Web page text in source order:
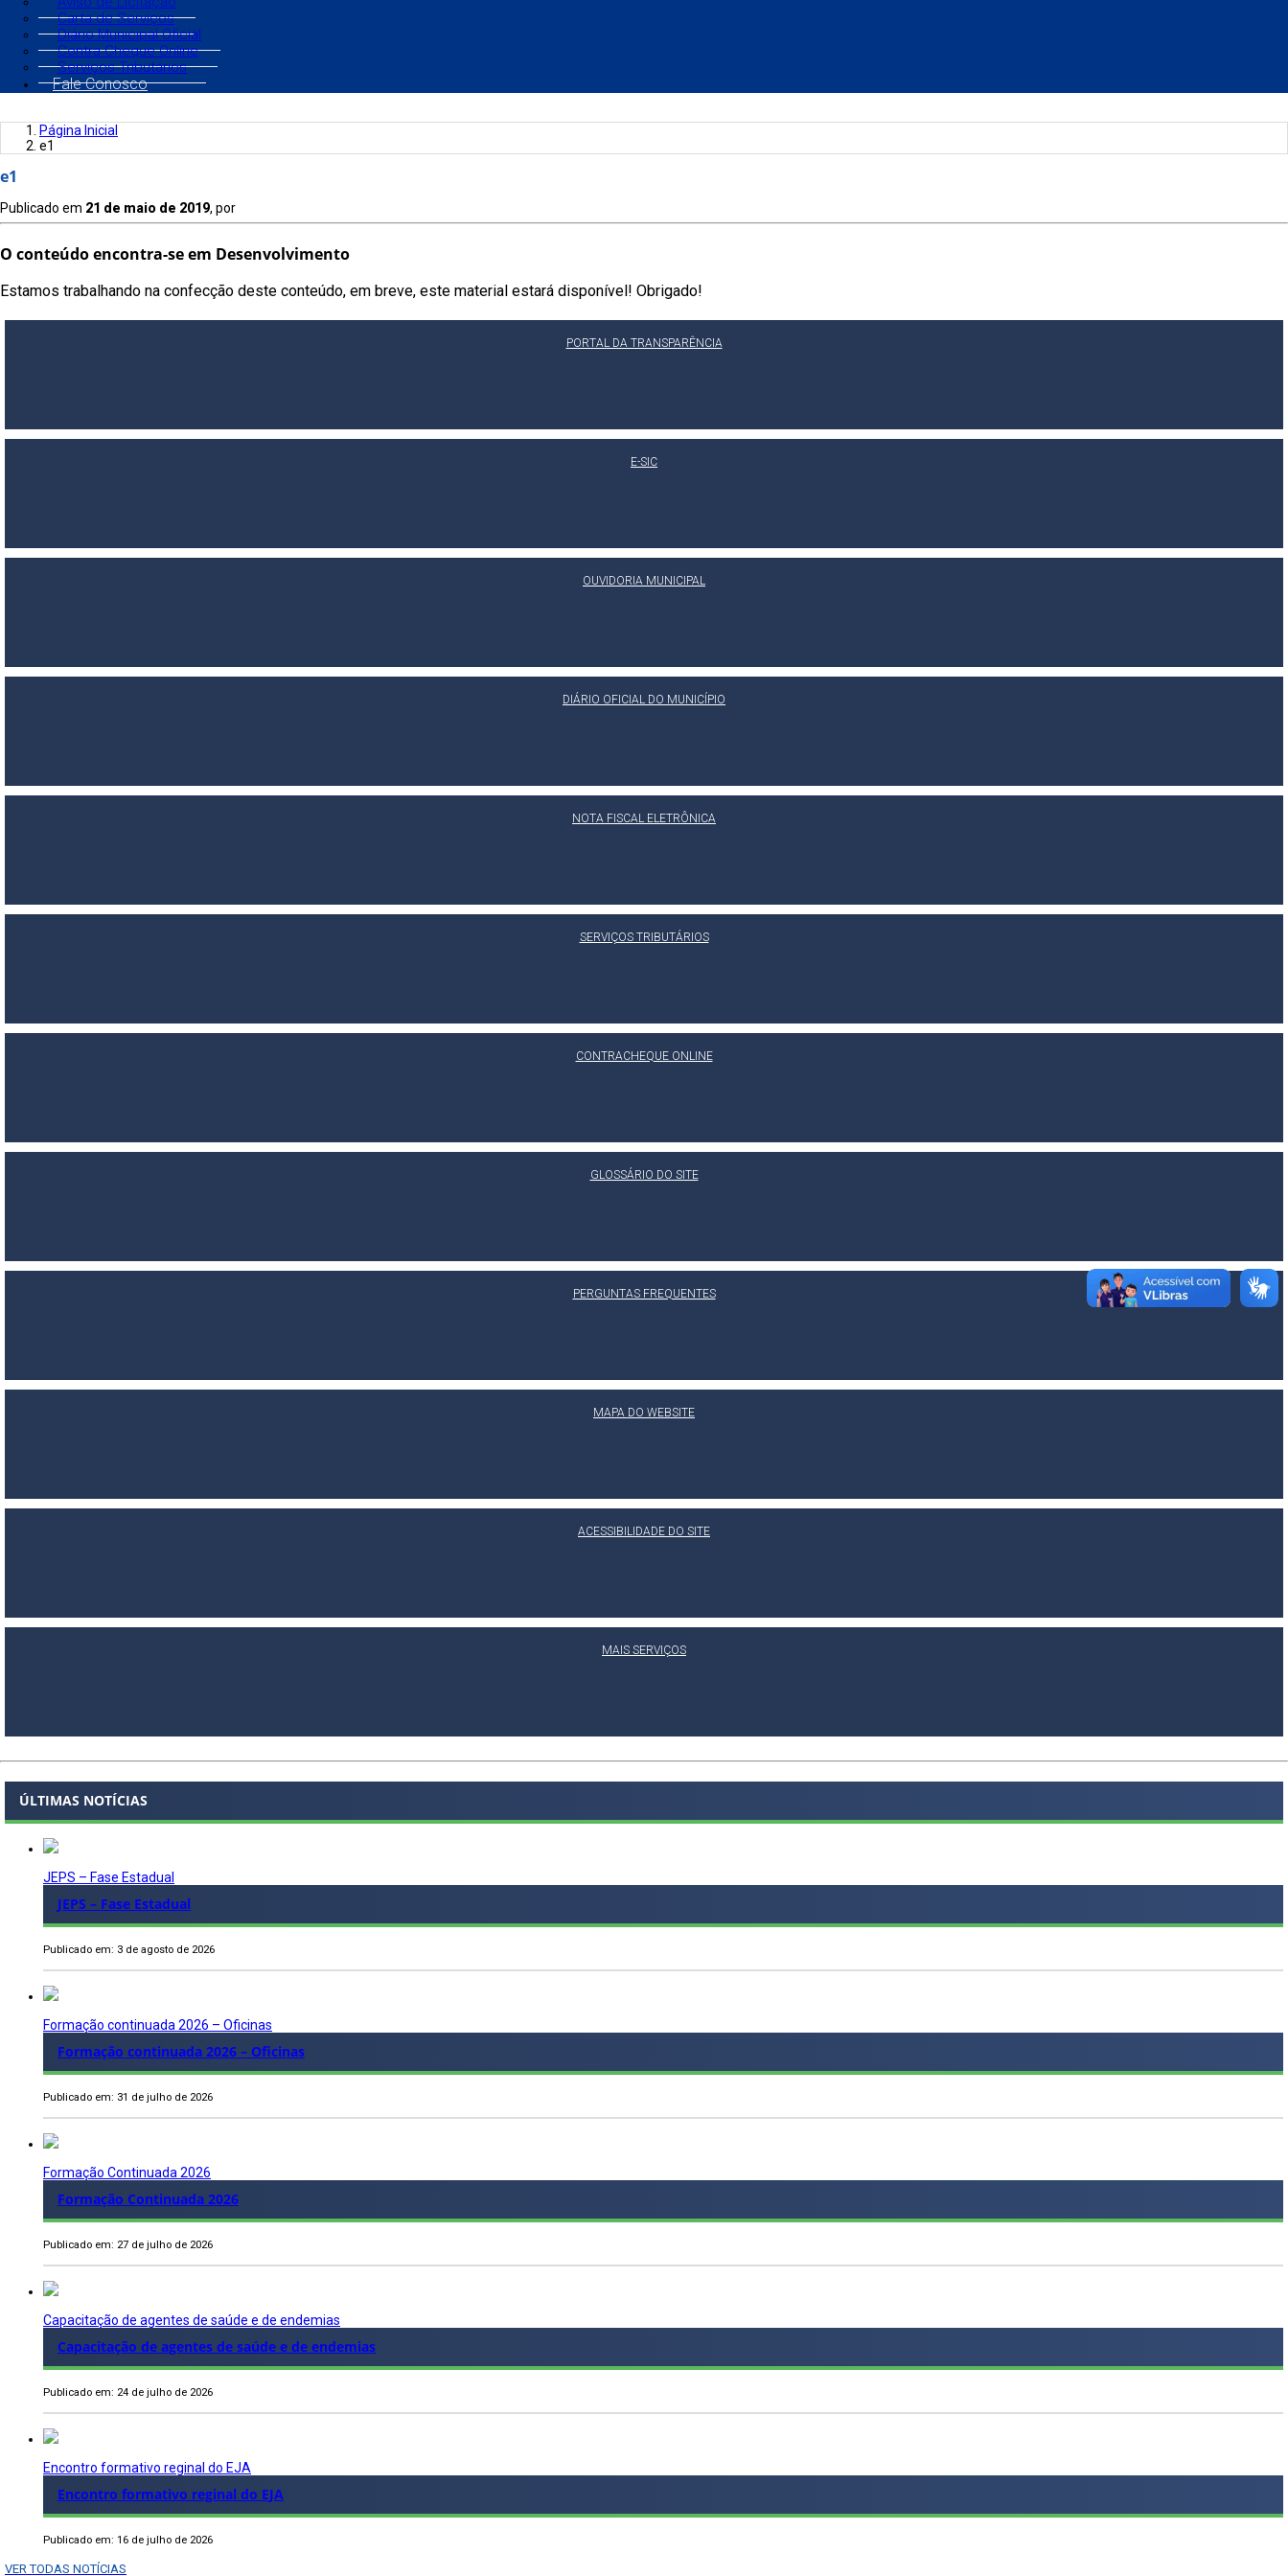
Carta de Serviços
Diário Municipal Oficial
Contra Cheque Online
Serviços Tributários
Fale Conosco
Página Inicial
e1
e1
Publicado em 21 de maio de 2019, por
O conteúdo encontra-se em Desenvolvimento
Estamos trabalhando na confecção deste conteúdo, em breve, este material estará disponível! Obrigado!
PORTAL DA TRANSPARÊNCIA
E-SIC
OUVIDORIA MUNICIPAL
DIÁRIO OFICIAL DO MUNICÍPIO
NOTA FISCAL ELETRÔNICA
SERVIÇOS TRIBUTÁRIOS
CONTRACHEQUE ONLINE
GLOSSÁRIO DO SITE
PERGUNTAS FREQUENTES
MAPA DO WEBSITE
ACESSIBILIDADE DO SITE
MAIS SERVIÇOS
ÚLTIMAS NOTÍCIAS
JEPS – Fase Estadual
JEPS – Fase Estadual
Publicado em: 3 de agosto de 2026
Formação continuada 2026 – Oficinas
Formação continuada 2026 – Oficinas
Publicado em: 31 de julho de 2026
Formação Continuada 2026
Formação Continuada 2026
Publicado em: 27 de julho de 2026
Capacitação de agentes de saúde e de endemias
Capacitação de agentes de saúde e de endemias
Publicado em: 24 de julho de 2026
Encontro formativo reginal do EJA
Encontro formativo reginal do EJA
Publicado em: 16 de julho de 2026
VER TODAS NOTÍCIAS